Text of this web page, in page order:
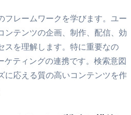
フレームワークを学びます。ユー
ンテンツの企画、制作、配信、効
スを理解します。特に重要なの
ケティングの連携です。検索意図
に応える質の高いコンテンツを作